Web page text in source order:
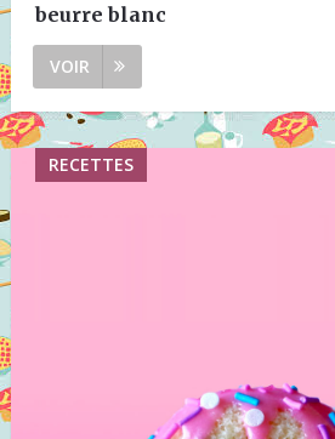
beurre blanc
VOIR
RECETTES